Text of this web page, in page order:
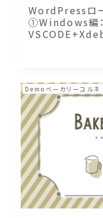
WordPressロ
①Windows編：
Demoベーカリーコルネ